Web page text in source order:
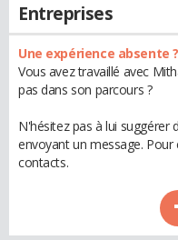
Entreprises
Une expérience absente ?
Vous avez travaillé avec
pas dans son parcours ?
N'hésitez pas à lui suggérer
envoyant un message.
contacts.